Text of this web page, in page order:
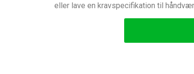
eller lave en kravspecifikation til